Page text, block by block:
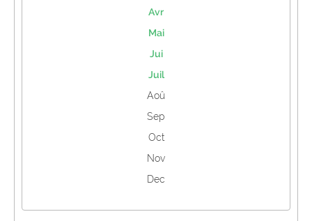
Avr
Mai
Jui
Juil
Aoû
Sep
Oct
Nov
Dec